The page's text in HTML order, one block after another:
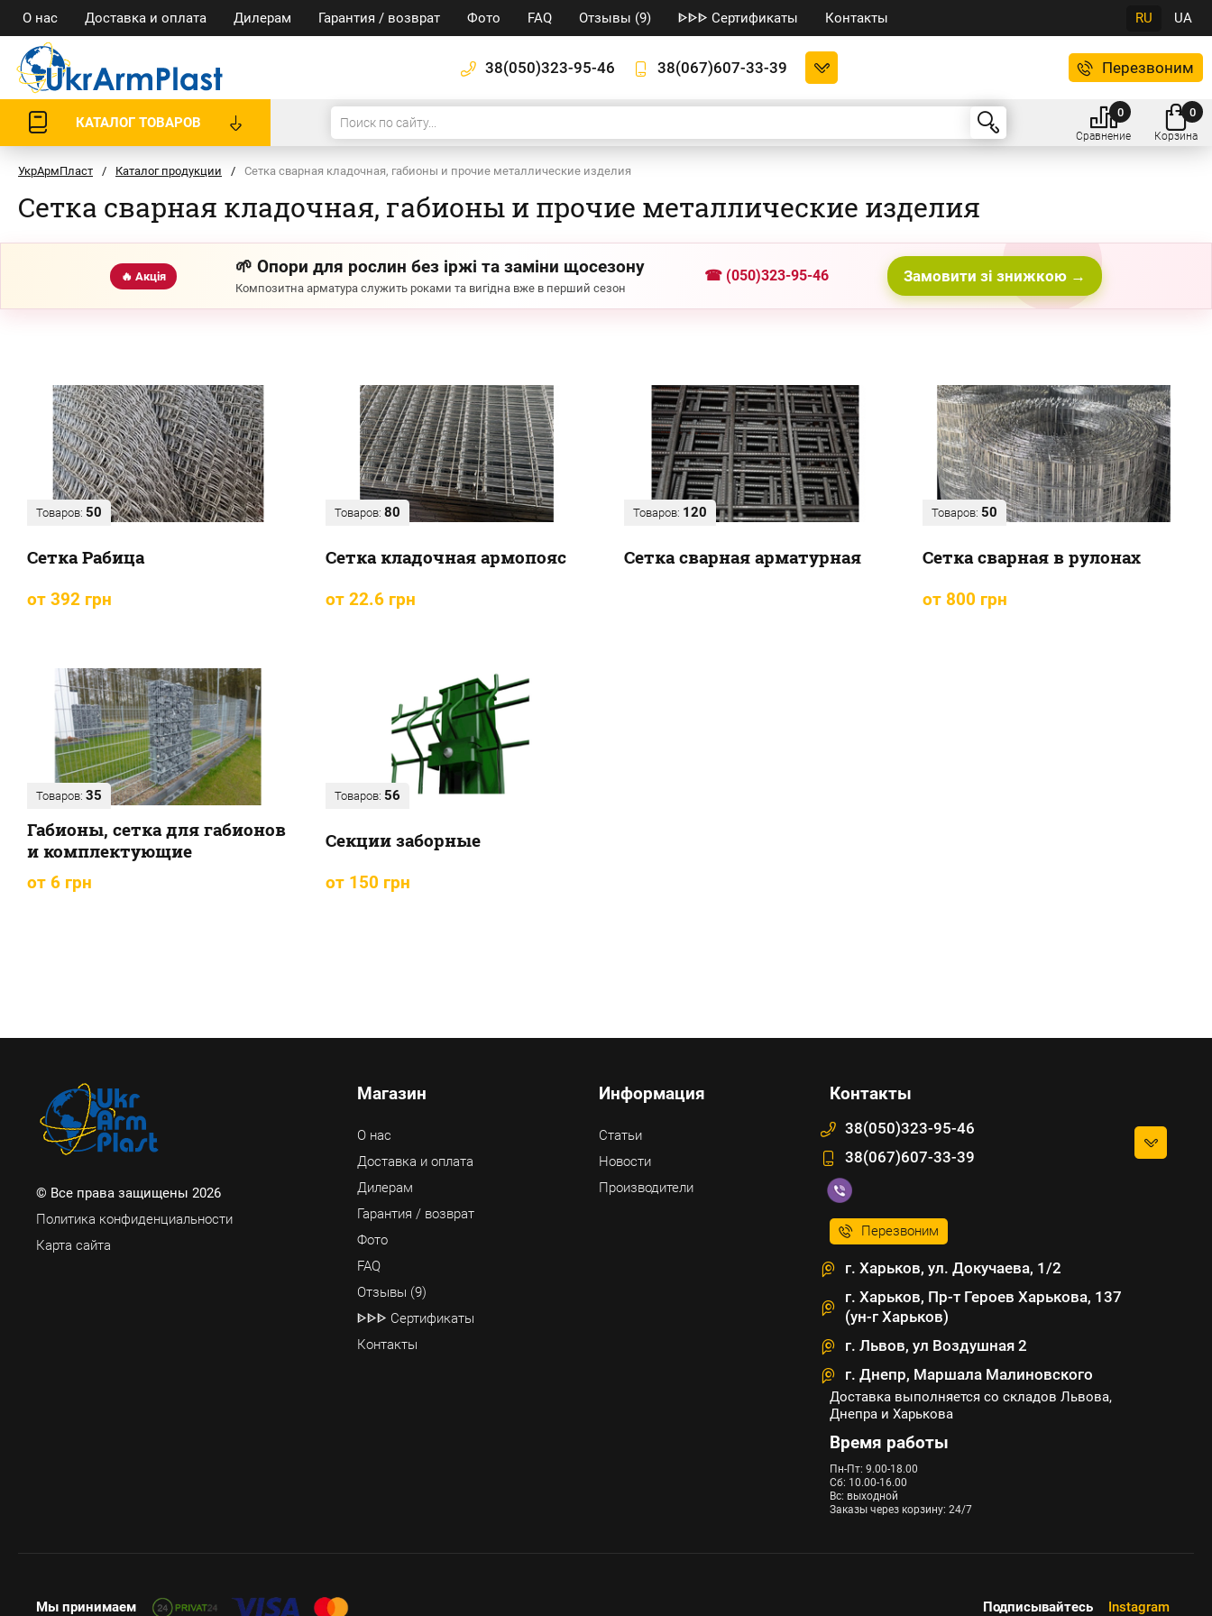
О нас Доставка и оплата Дилерам Гарантия / возврат Фото FAQ Отзывы (9) ᐈᐈᐈ Сертификаты Контакты RU UA
38(050)323-95-46 38(067)607-33-39 Перезвоним
КАТАЛОГ ТОВАРОВ
Сравнение
0
Корзина
0
УкрАрмПласт / Каталог продукции / Сетка сварная кладочная, габионы и прочие металлические изделия
Сетка сварная кладочная, габионы и прочие металлические изделия
🔥 Акція 🌱 Опори для рослин без іржі та заміни щосезону
Композитна арматура служить роками та вигідна вже в перший сезон
☎ (050)323-95-46 Замовити зі знижкою →
Товаров: 50
Сетка Рабица
от 392 грн
Товаров: 80
Сетка кладочная армопояс
от 22.6 грн
Товаров: 120
Сетка сварная арматурная
Товаров: 50
Сетка сварная в рулонах
от 800 грн
Товаров: 35
Габионы, сетка для габионов
и комплектующие
от 6 грн
Товаров: 56
Секции заборные
от 150 грн
© Все права защищены 2026
Политика конфиденциальности
Карта сайта
Магазин
О нас
Доставка и оплата
Дилерам
Гарантия / возврат
Фото
FAQ
Отзывы (9)
ᐈᐈᐈ Сертификаты
Контакты
Информация
Статьи
Новости
Производители
Контакты
38(050)323-95-46
38(067)607-33-39
Перезвоним
г. Харьков, ул. Докучаева, 1/2
г. Харьков, Пр-т Героев Харькова, 137
(ун-г Харьков)
г. Львов, ул Воздушная 2
г. Днепр, Маршала Малиновского
Доставка выполняется со складов Львова,
Днепра и Харькова
Время работы
Пн-Пт: 9.00-18.00
Сб: 10.00-16.00
Вс: выходной
Заказы через корзину: 24/7
Мы принимаем Подписывайтесь Instagram